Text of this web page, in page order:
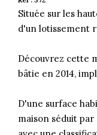
Située sur les
d'un lotissement
Découvrez cette
bâtie en 2014,
D'une surface
maison séduit